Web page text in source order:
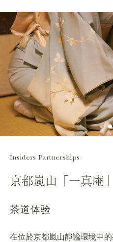
Insiders Partnerships
京都嵐山「一真庵」
茶道体验
在位於京都嵐山靜謐環境中